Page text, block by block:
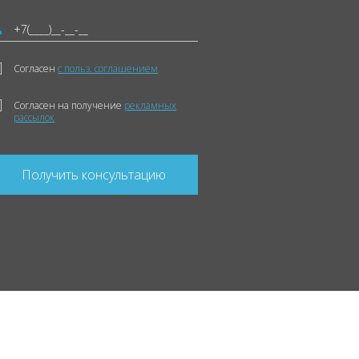
Согласенс польз. соглашением
Согласен на получение рекламных
рассылок
Получить консультацию